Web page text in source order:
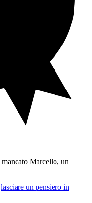
Marcello, un
lasciare un pensiero in